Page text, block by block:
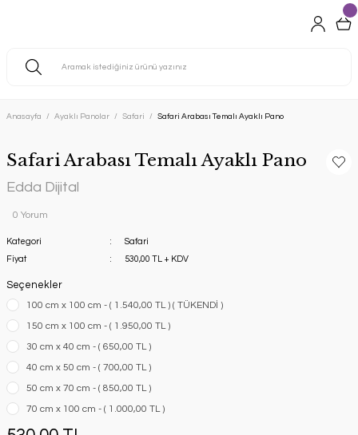
Anasayfa Ayaklı Panolar Safari Safari Arabası Temalı Ayaklı Pano
Safari Arabası Temalı Ayaklı Pano
Edda Dijital
0 Yorum
Kategori
Safari
Fiyat
530,00 TL + KDV
Seçenekler
100 cm x 100 cm - ( 1.540,00 TL ) ( TÜKENDİ )
150 cm x 100 cm - ( 1.950,00 TL )
30 cm x 40 cm - ( 650,00 TL )
40 cm x 50 cm - ( 700,00 TL )
50 cm x 70 cm - ( 850,00 TL )
70 cm x 100 cm - ( 1.000,00 TL )